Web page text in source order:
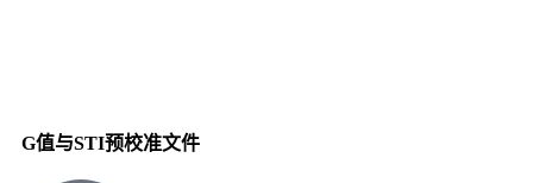
G值与STI预校准文件